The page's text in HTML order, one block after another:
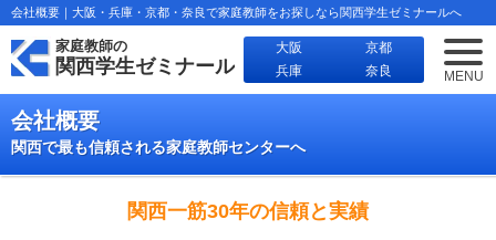
会社概要｜大阪・兵庫・京都・奈良で家庭教師をお探しなら関西学生ゼミナールへ
家庭教師の
関西学生ゼミナール
大阪
京都
兵庫
奈良 MENU
会社概要
関西で最も信頼される家庭教師センターへ
関西一筋30年の信頼と実績